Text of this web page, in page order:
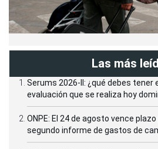
Las más
Serums 2026-II: ¿qué debes tener
evaluación que se realiza hoy
ONPE: El 24 de agosto vence
segundo informe de gastos de